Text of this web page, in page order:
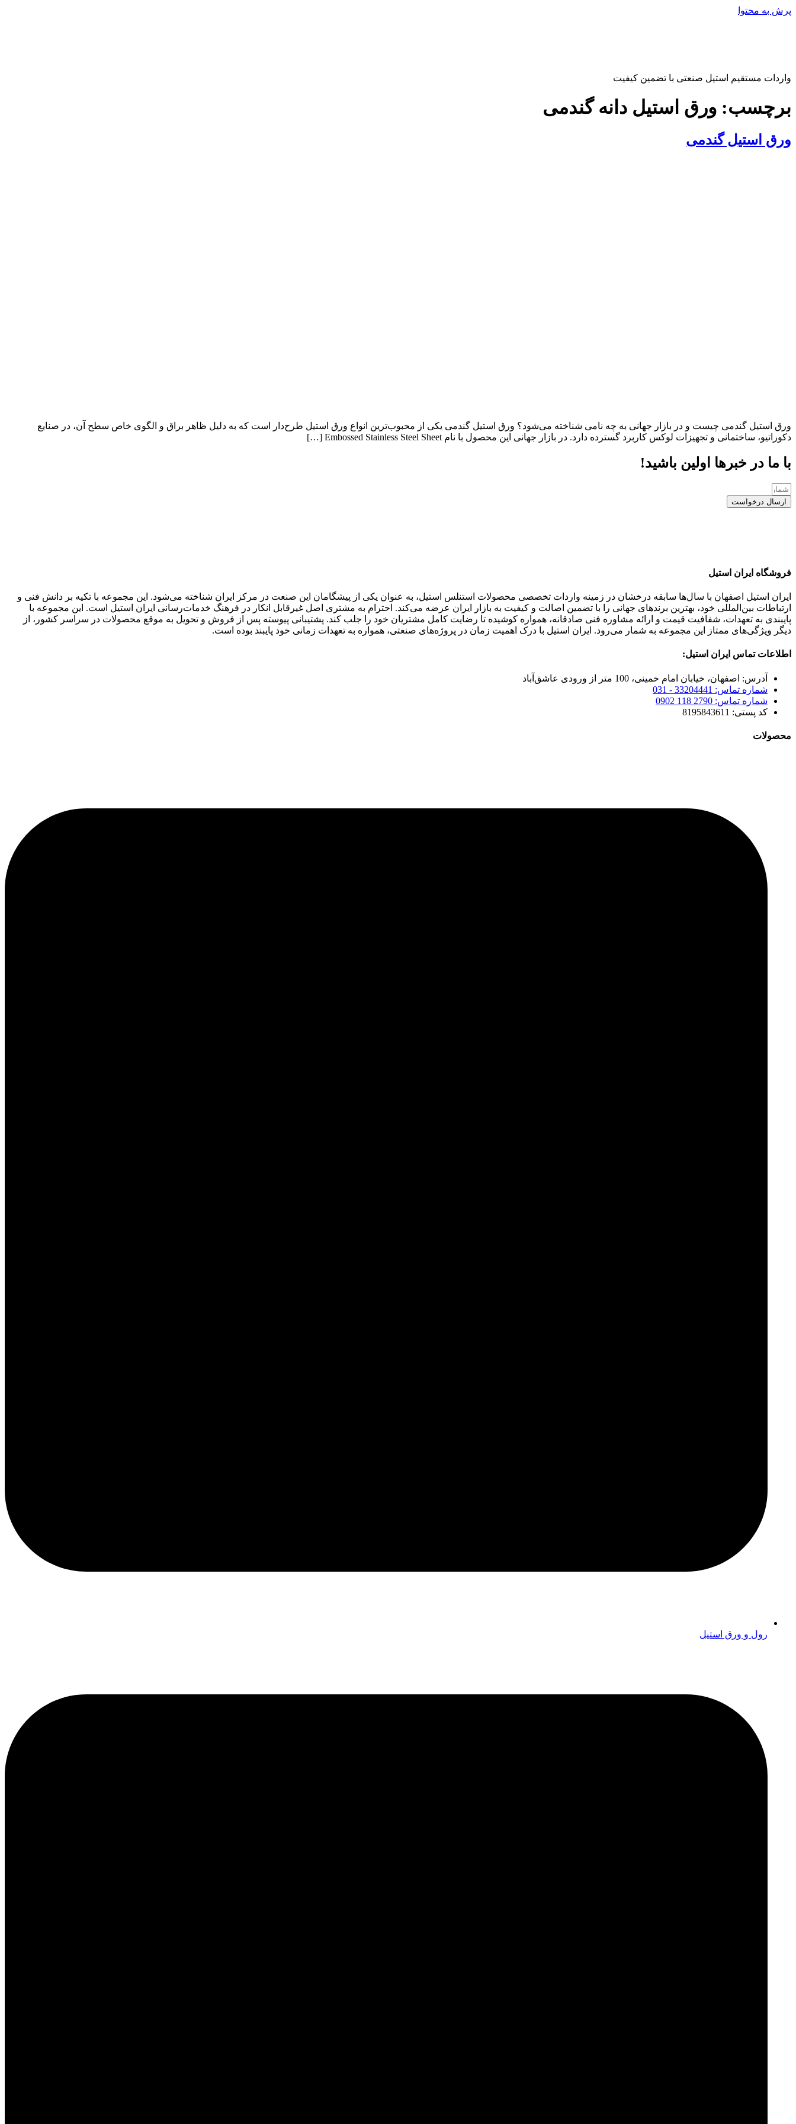
پرش به محتوا
واردات مستقیم استیل صنعتی با تضمین کیفیت
برچسب: ورق استیل دانه گندمی
ورق استیل گندمی
ورق استیل گندمی چیست و در بازار جهانی به چه نامی شناخته می‌شود؟ ورق استیل گندمی یکی از محبوب‌ترین انواع ورق استیل طرح‌دار است که به دلیل ظاهر براق و الگوی خاص سطح آن، در صنایع
دکوراتیو، ساختمانی و تجهیزات لوکس کاربرد گسترده دارد. در بازار جهانی این محصول با نام Embossed Stainless Steel Sheet […]
با ما در خبرها اولین باشید!
ارسال درخواست
فروشگاه ایران استیل
ایران استیل اصفهان با سال‌ها سابقه درخشان در زمینه واردات تخصصی محصولات استنلس استیل، به عنوان یکی از پیشگامان این صنعت در مرکز ایران شناخته می‌شود. این مجموعه با تکیه بر دانش فنی و
ارتباطات بین‌المللی خود، بهترین برندهای جهانی را با تضمین اصالت و کیفیت به بازار ایران عرضه می‌کند. احترام به مشتری اصل غیرقابل انکار در فرهنگ خدمات‌رسانی ایران استیل است. این مجموعه با
پایبندی به تعهدات، شفافیت قیمت و ارائه مشاوره فنی صادقانه، همواره کوشیده تا رضایت کامل مشتریان خود را جلب کند. پشتیبانی پیوسته پس از فروش و تحویل به موقع محصولات در سراسر کشور، از
دیگر ویژگی‌های ممتاز این مجموعه به شمار می‌رود. ایران استیل با درک اهمیت زمان در پروژه‌های صنعتی، همواره به تعهدات زمانی خود پایبند بوده است.
اطلاعات تماس ایران استیل:
آدرس: اصفهان، خیابان امام خمینی، 100 متر از ورودی عاشق‌آباد
شماره تماس: 33204441 - 031
شماره تماس: 2790 118 0902
کد پستی: 8195843611
محصولات
رول و ورق استیل